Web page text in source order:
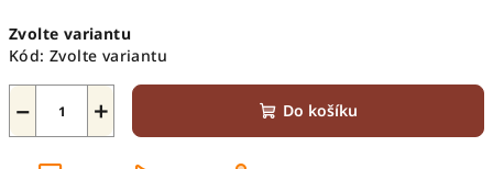
cena:
Zvolte variantu
Kód: Zvolte variantu
+
− Do košíku